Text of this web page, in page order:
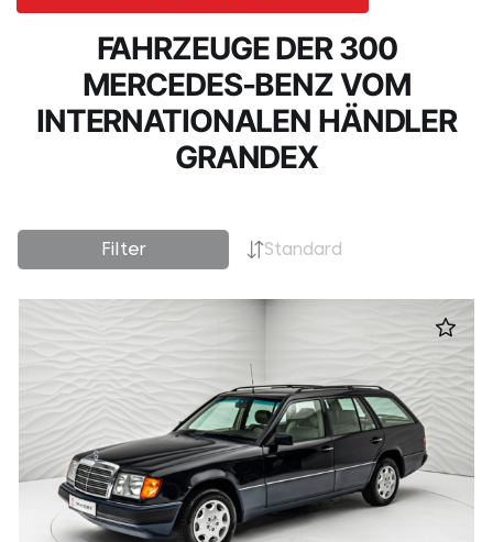
FAHRZEUGE DER 300
MERCEDES-BENZ VOM
INTERNATIONALEN HÄNDLER
GRANDEX
Filter Standard